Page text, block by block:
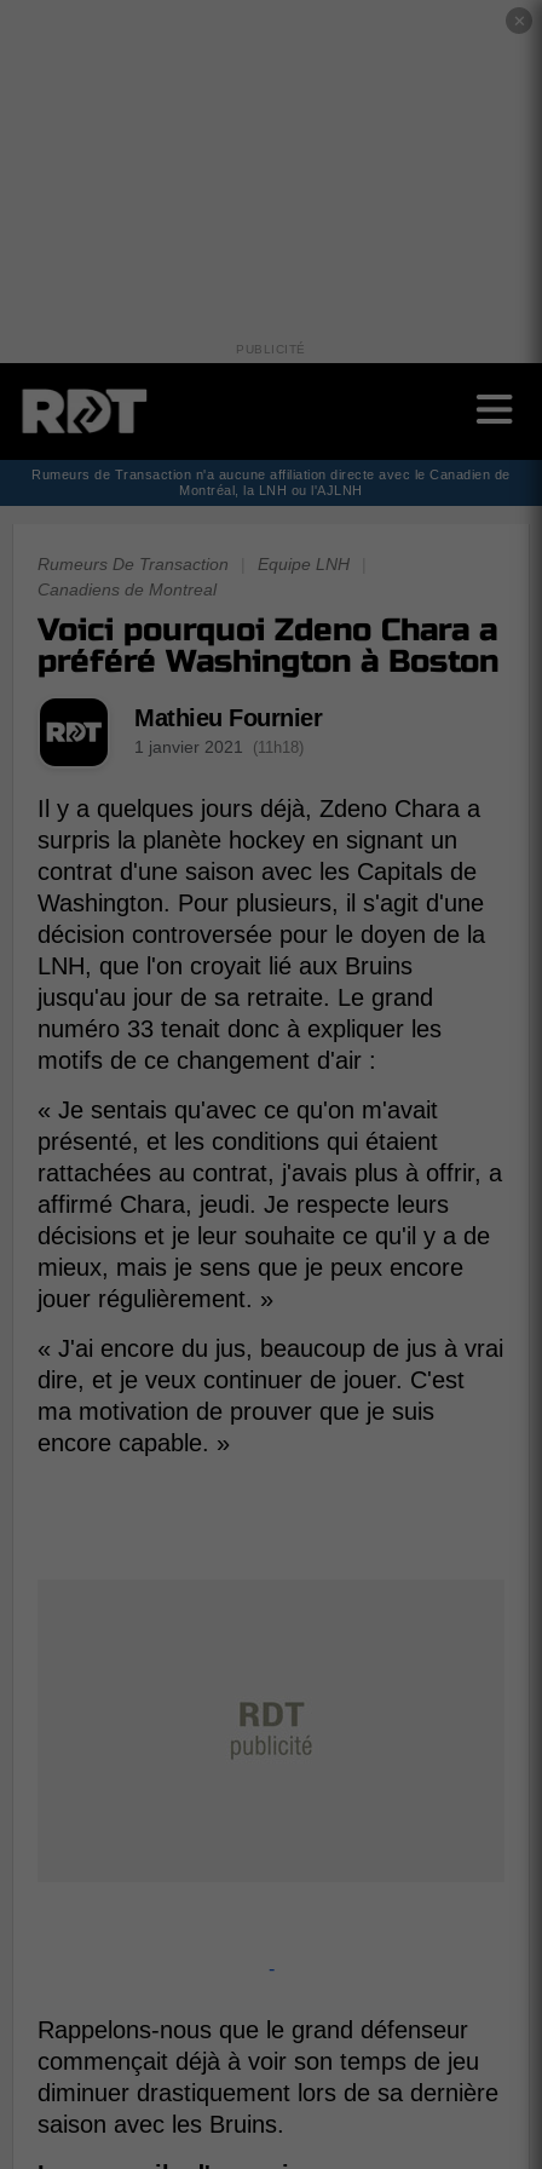
✕
PUBLICITÉ
Rumeurs de Transaction n'a aucune affiliation directe avec le Canadien de
Montréal, la LNH ou l'AJLNH
Rumeurs De Transaction Equipe LNH
Canadiens de Montreal
Voici pourquoi Zdeno Chara a
préféré Washington à Boston
Mathieu Fournier
1 janvier 2021 (11h18)
Il y a quelques jours déjà, Zdeno Chara a
surpris la planète hockey en signant un
contrat d'une saison avec les Capitals de
Washington. Pour plusieurs, il s'agit d'une
décision controversée pour le doyen de la
LNH, que l'on croyait lié aux Bruins
jusqu'au jour de sa retraite. Le grand
numéro 33 tenait donc à expliquer les
motifs de ce changement d'air :
« Je sentais qu'avec ce qu'on m'avait
présenté, et les conditions qui étaient
rattachées au contrat, j'avais plus à offrir, a
affirmé Chara, jeudi. Je respecte leurs
décisions et je leur souhaite ce qu'il y a de
mieux, mais je sens que je peux encore
jouer régulièrement. »
« J'ai encore du jus, beaucoup de jus à vrai
dire, et je veux continuer de jouer. C'est
ma motivation de prouver que je suis
encore capable. »
-
Rappelons-nous que le grand défenseur
commençait déjà à voir son temps de jeu
diminuer drastiquement lors de sa dernière
saison avec les Bruins.